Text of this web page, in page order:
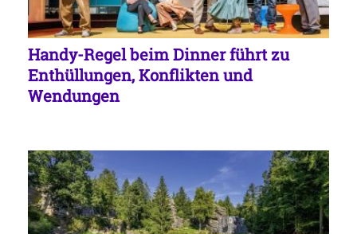
Handy-Regel beim Dinner führt zu
Enthüllungen, Konflikten und
Wendungen